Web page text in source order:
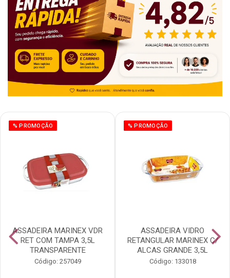
% PROMOÇÃO
ASSADEIRA MARINEX VDR
RET COM TAMPA 3,5L
TRANSPARENTE
Código: 257049
% PROMOÇÃO
ASSADEIRA VIDRO
RETANGULAR MARINEX C/
ALCAS GRANDE 3,5L
Código: 133018